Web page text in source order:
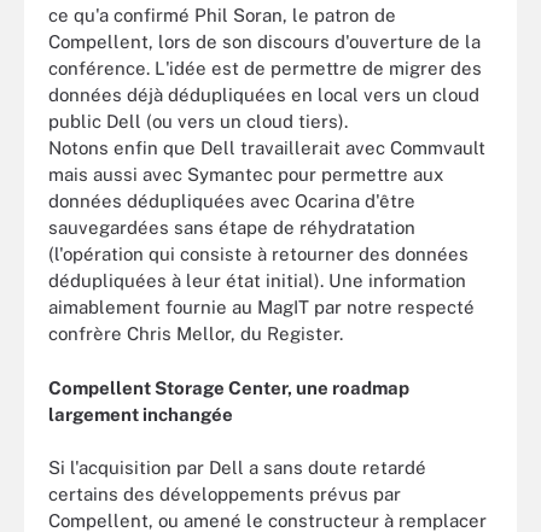
ce qu'a confirmé Phil Soran, le patron de
Compellent, lors de son discours d'ouverture de la
conférence. L'idée est de permettre de migrer des
données déjà dédupliquées en local vers un cloud
public Dell (ou vers un cloud tiers).
Notons enfin que Dell travaillerait avec Commvault
mais aussi avec Symantec pour permettre aux
données dédupliquées avec Ocarina d'être
sauvegardées sans étape de réhydratation
(l'opération qui consiste à retourner des données
dédupliquées à leur état initial). Une information
aimablement fournie au MagIT par notre respecté
confrère Chris Mellor, du Register.
Compellent Storage Center, une roadmap
largement inchangée
Si l'acquisition par Dell a sans doute retardé
certains des développements prévus par
Compellent, ou amené le constructeur à remplacer